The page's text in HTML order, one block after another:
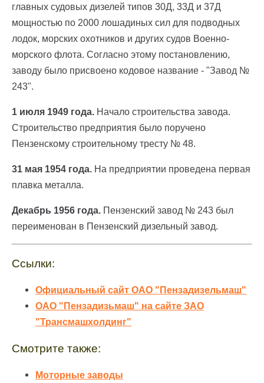
главных судовых дизелей типов 30Д, 33Д и 37Д
мощностью по 2000 лошадиных сил для подводных
лодок, морских охотников и других судов Военно-
морского флота. Согласно этому постановлению,
заводу было присвоено кодовое название - "Завод №
243".
1 июля 1949 года. Начало строительства завода.
Строительство предприятия было поручено
Пензенскому строительному тресту № 48.
31 мая 1954 года. На предприятии проведена первая
плавка металла.
Декабрь 1956 года. Пензенский завод № 243 был
переименован в Пензенский дизельный завод.
Ссылки:
Официальный сайт ОАО "Пензадизельмаш"
ОАО "Пензадизьмаш" на сайте ЗАО
"Трансмашхолдинг"
Смотрите также:
Моторные заводы